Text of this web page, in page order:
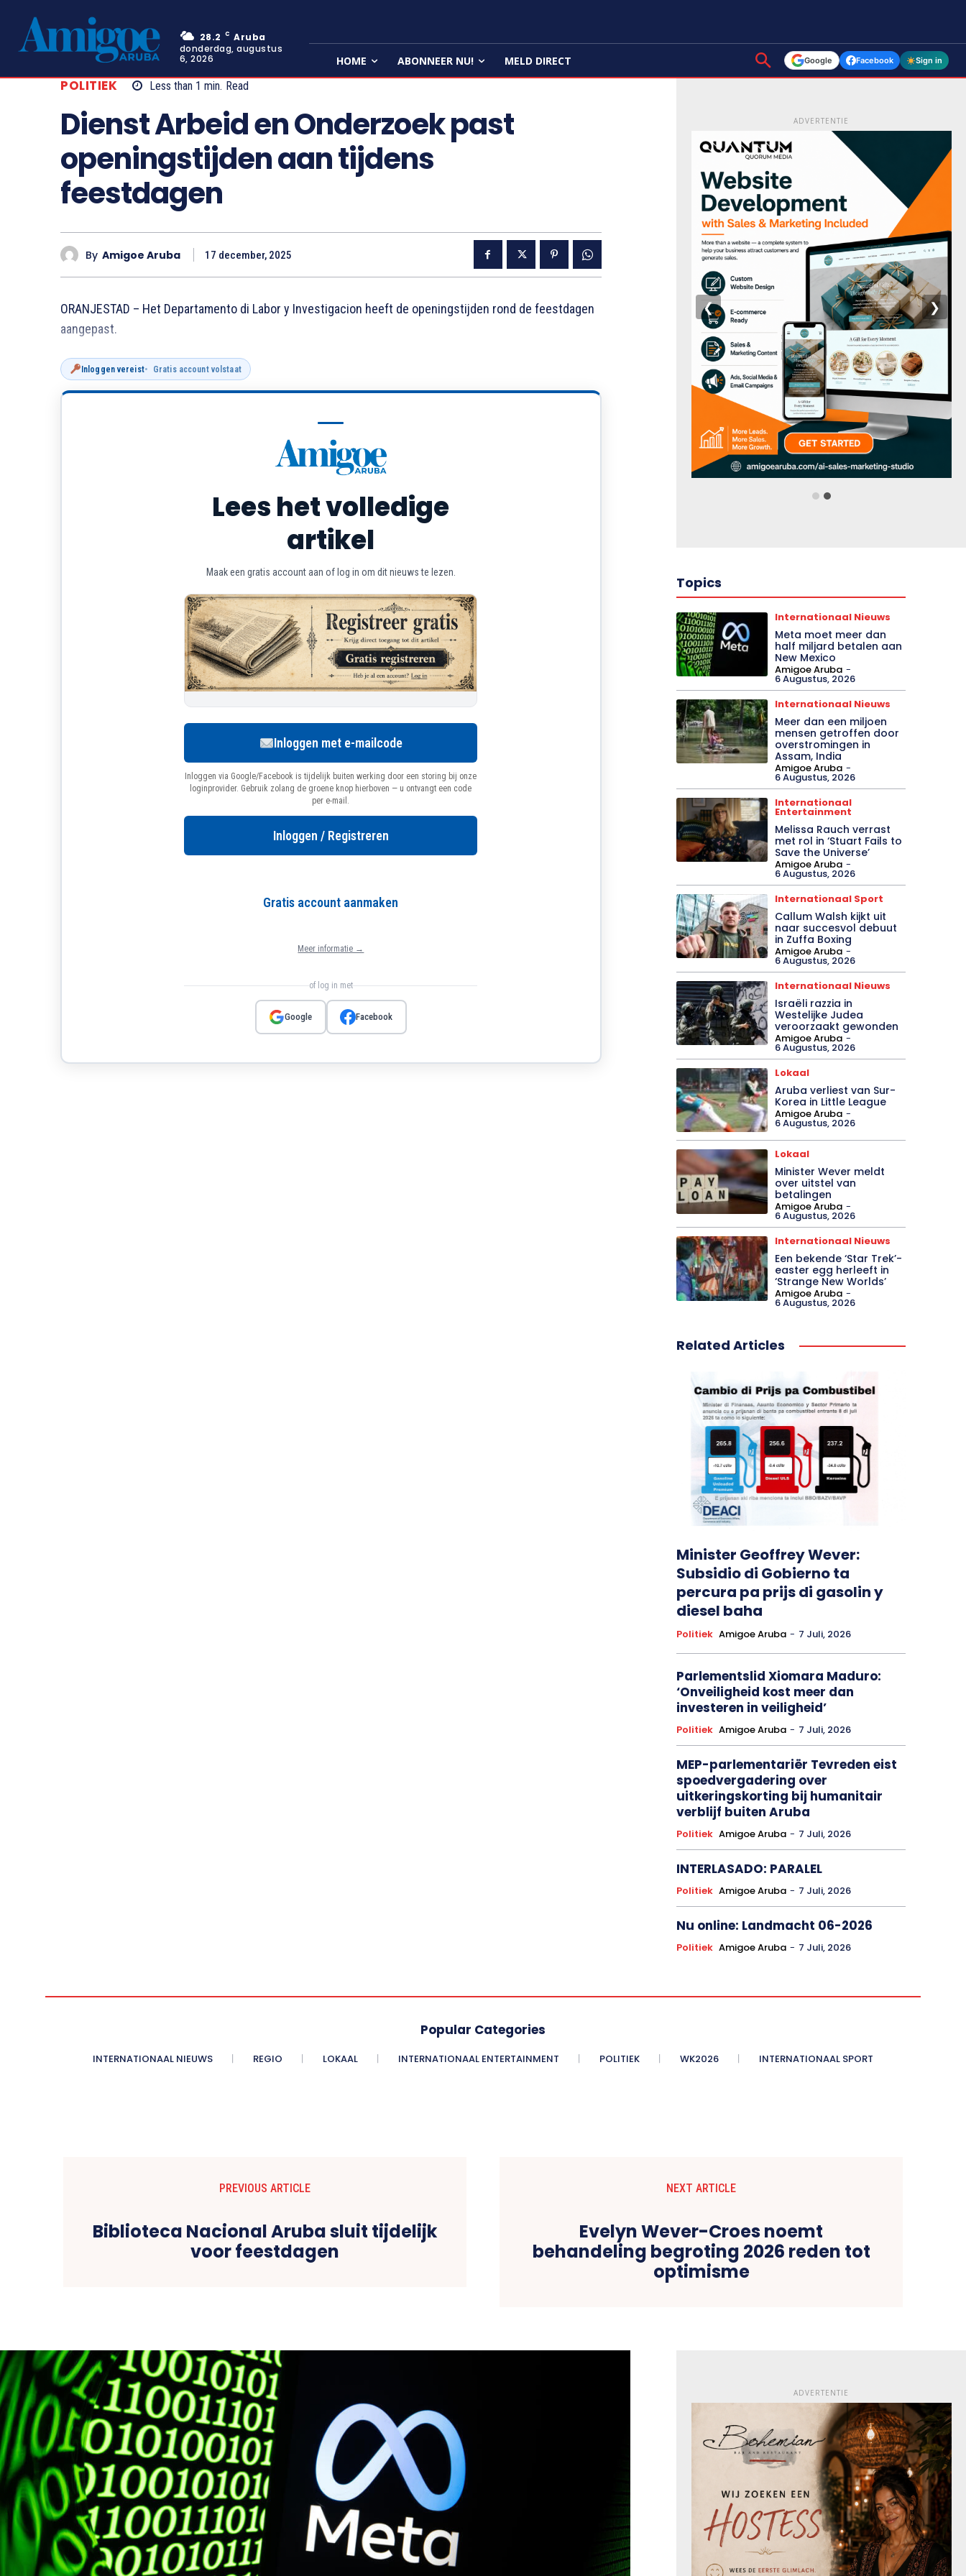
28.2 C Aruba
donderdag, augustus
6, 2026
HOME ABONNEER NU! MELD DIRECT Google Facebook Sign in
POLITIEK Less than 1 min. Read
Dienst Arbeid en Onderzoek past
openingstijden aan tijdens
feestdagen
By Amigoe Aruba 17 december, 2025
ORANJESTAD – Het Departamento di Labor y Investigacion heeft de openingstijden rond de feestdagen
aangepast.
Inloggen vereist Gratis account volstaat
Lees het volledige
artikel
Maak een gratis account aan of log in om dit nieuws te lezen.
Inloggen met e-mailcode
Inloggen via Google/Facebook is tijdelijk buiten werking door een storing bij onze
loginprovider. Gebruik zolang de groene knop hierboven — u ontvangt een code
per e-mail.
Inloggen / Registreren
Gratis account aanmaken
Meer informatie →
of log in met
Google Facebook
ADVERTENTIE
❮ ❯
Topics
Internationaal Nieuws
Meta moet meer dan
half miljard betalen aan
New Mexico
Amigoe Aruba -
6 Augustus, 2026
Internationaal Nieuws
Meer dan een miljoen
mensen getroffen door
overstromingen in
Assam, India
Amigoe Aruba -
6 Augustus, 2026
Internationaal
Entertainment
Melissa Rauch verrast
met rol in ‘Stuart Fails to
Save the Universe’
Amigoe Aruba -
6 Augustus, 2026
Internationaal Sport
Callum Walsh kijkt uit
naar succesvol debuut
in Zuffa Boxing
Amigoe Aruba -
6 Augustus, 2026
Internationaal Nieuws
Israëli razzia in
Westelijke Judea
veroorzaakt gewonden
Amigoe Aruba -
6 Augustus, 2026
Lokaal
Aruba verliest van Sur-
Korea in Little League
Amigoe Aruba -
6 Augustus, 2026
Lokaal
Minister Wever meldt
over uitstel van
betalingen
Amigoe Aruba -
6 Augustus, 2026
Internationaal Nieuws
Een bekende ‘Star Trek’-
easter egg herleeft in
‘Strange New Worlds’
Amigoe Aruba -
6 Augustus, 2026
Related Articles
Minister Geoffrey Wever:
Subsidio di Gobierno ta
percura pa prijs di gasolin y
diesel baha
Politiek Amigoe Aruba - 7 Juli, 2026
Parlementslid Xiomara Maduro:
‘Onveiligheid kost meer dan
investeren in veiligheid’
Politiek Amigoe Aruba - 7 Juli, 2026
MEP-parlementariër Tevreden eist
spoedvergadering over
uitkeringskorting bij humanitair
verblijf buiten Aruba
Politiek Amigoe Aruba - 7 Juli, 2026
INTERLASADO: PARALEL
Politiek Amigoe Aruba - 7 Juli, 2026
Nu online: Landmacht 06-2026
Politiek Amigoe Aruba - 7 Juli, 2026
Popular Categories
INTERNATIONAAL NIEUWS REGIO LOKAAL INTERNATIONAAL ENTERTAINMENT POLITIEK WK2026 INTERNATIONAAL SPORT
PREVIOUS ARTICLE
Biblioteca Nacional Aruba sluit tijdelijk
voor feestdagen
NEXT ARTICLE
Evelyn Wever-Croes noemt
behandeling begroting 2026 reden tot
optimisme